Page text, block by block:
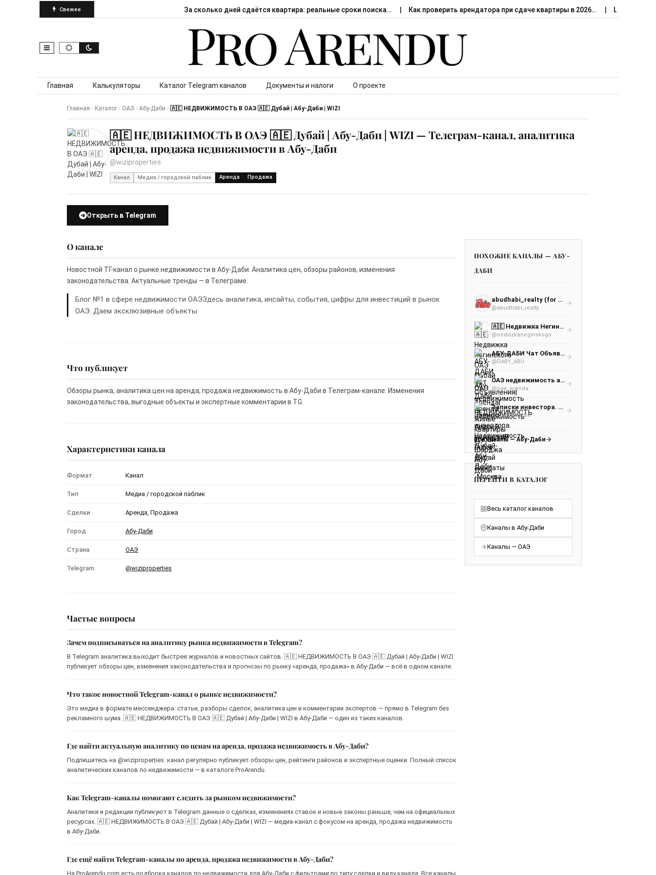
Свежее За сколько дней сдаётся квартира: реальные сроки поиска… Как проверить арендатора при сдаче квартиры в 2026… Штраф за
Skip to content
Главная Калькуляторы Каталог Telegram каналов Документы и налоги О проекте
Главная Каталог ОАЭ Абу-Даби 🇦🇪 НЕДВИЖИМОСТЬ В ОАЭ 🇦🇪 Дубай | Абу-Даби | WIZI
🇦🇪 НЕДВИЖИМОСТЬ В ОАЭ 🇦🇪 Дубай | Абу-Даби | WIZI — Телеграм-канал, аналитика
аренда, продажа недвижимости в Абу-Даби
@wiziproperties
Канал Медиа / городской паблик Аренда Продажа
Открыть в Telegram
О канале
Новостной ТГ-канал о рынке недвижимости в Абу-Даби. Аналитика цен, обзоры районов, изменения
законодательства. Актуальные тренды — в Телеграме.
Блог №1 в сфере недвижимости ОАЭЗдесь аналитика, инсайты, события, цифры для инвестиций в рынок
ОАЭ. Даем эксклюзивные объекты
Что публикует
Обзоры рынка, аналитика цен на аренда, продажа недвижимость в Абу-Даби в Телеграм-канале. Изменения
законодательства, выгодные объекты и экспертные комментарии в TG.
Характеристики канала
Формат Канал
Тип Медиа / городской паблик
Сделки Аренда, Продажа
Город Абу-Даби
Страна ОАЭ
Telegram @wiziproperties
Частые вопросы
Зачем подписываться на аналитику рынка недвижимости в Telegram?
В Telegram аналитика выходит быстрее журналов и новостных сайтов. 🇦🇪 НЕДВИЖИМОСТЬ В ОАЭ 🇦🇪 Дубай | Абу-Даби | WIZI
публикует обзоры цен, изменения законодательства и прогнозы по рынку «аренда, продажа» в Абу-Даби — всё в одном канале.
Что такое новостной Telegram-канал о рынке недвижимости?
Это медиа в формате мессенджера: статьи, разборы сделок, аналитика цен и комментарии экспертов — прямо в Telegram без
рекламного шума. 🇦🇪 НЕДВИЖИМОСТЬ В ОАЭ 🇦🇪 Дубай | Абу-Даби | WIZI в Абу-Даби — один из таких каналов.
Где найти актуальную аналитику по ценам на аренда, продажа недвижимость в Абу-Даби?
Подпишитесь на @wiziproperties: канал регулярно публикует обзоры цен, рейтинги районов и экспертные оценки. Полный список
аналитических каналов по недвижимости — в каталоге ProArendu.
Как Telegram-каналы помогают следить за рынком недвижимости?
Аналитики и редакции публикуют в Telegram данные о сделках, изменениях ставок и новые законы раньше, чем на официальных
ресурсах. 🇦🇪 НЕДВИЖИМОСТЬ В ОАЭ 🇦🇪 Дубай | Абу-Даби | WIZI — медиа-канал с фокусом на аренда, продажа недвижимость
в Абу-Даби.
Где ещё найти Telegram-каналы по аренда, продажа недвижимости в Абу-Даби?
На ProArendu.com есть подборка каналов по недвижимости для Абу-Даби с фильтрами по типу сделки и виду канала. Все каналы
ПОХОЖИЕ КАНАЛЫ — АБУ-
ДАБИ
abudhabi_realty (for sale)
@abudhabi_realty
🇦🇪 Недвижка Негинского ОАЭ Дубай Абу-Даби | Недвижимость Андрей Негинский Dubai Дубай Эмираты
@nedvizkaneginskogo
АБУ-ДАБИ Чат Объявления|Аренда|НЕДВИЖИМОСТЬ
@DABY_ABU
ОАЭ недвижимость аренда жильё квартиры Дубай Шарджа Абу-Даби
@oae_arenda
Записки инвестора. Недвижимость Дубай- Абу-Даби -Москва
@investDubaiii
Все каналы — Абу-Даби
ПЕРЕЙТИ В КАТАЛОГ
Весь каталог каналов
Каналы в Абу-Даби
Каналы — ОАЭ